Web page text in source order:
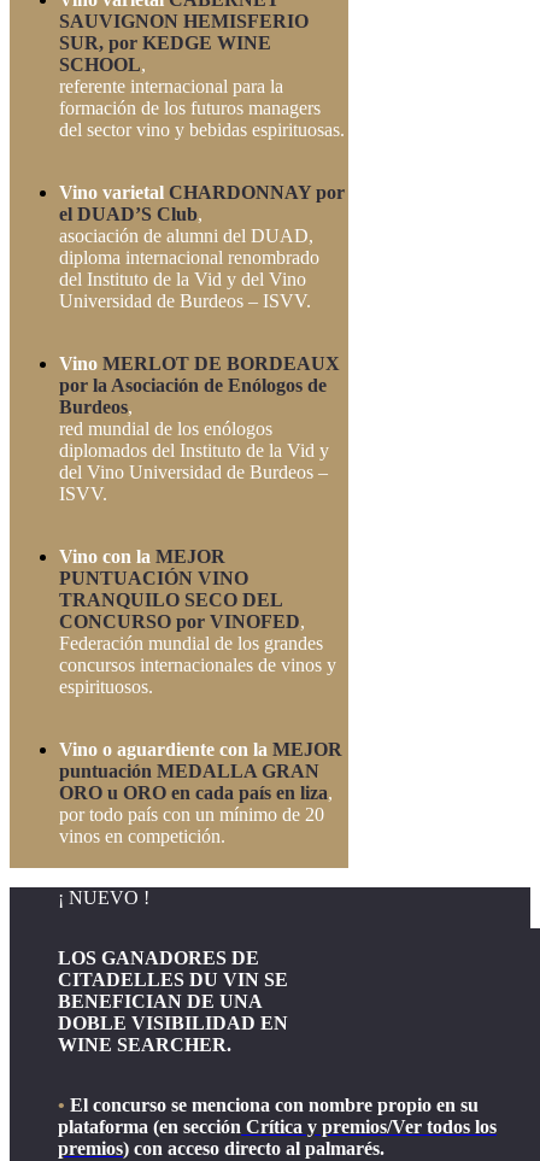
SAUVIGNON HEMISFERIO
SUR, por KEDGE WINE
SCHOOL,
referente internacional para la
formación de los futuros managers
del sector vino y bebidas espirituosas.
Vino varietal CHARDONNAY por
el DUAD’S Club,
asociación de alumni del DUAD,
diploma internacional renombrado
del Instituto de la Vid y del Vino
Universidad de Burdeos – ISVV.
Vino MERLOT DE BORDEAUX
por la Asociación de Enólogos de
Burdeos,
red mundial de los enólogos
diplomados del Instituto de la Vid y
del Vino Universidad de Burdeos –
ISVV.
Vino con la MEJOR
PUNTUACIÓN VINO
TRANQUILO SECO DEL
CONCURSO por VINOFED,
Federación mundial de los grandes
concursos internacionales de vinos y
espirituosos.
Vino o aguardiente con la MEJOR
puntuación MEDALLA GRAN
ORO u ORO en cada país en liza,
por todo país con un mínimo de 20
vinos en competición.
¡ NUEVO !
LOS GANADORES DE
CITADELLES DU VIN SE
BENEFICIAN DE UNA
DOBLE VISIBILIDAD EN
WINE SEARCHER.
• El concurso se menciona con nombre propio en su
plataforma (en sección Crítica y premios/Ver todos los
premios) con acceso directo al palmarés.